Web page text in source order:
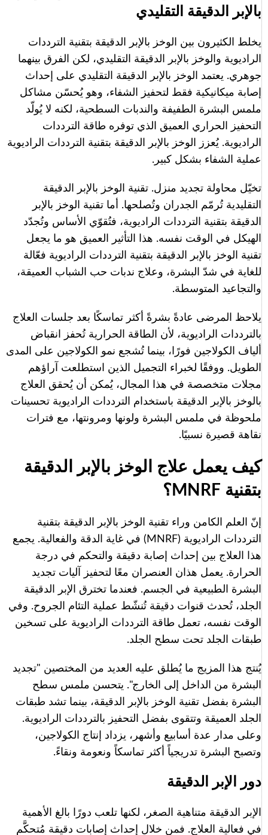
بالإبر الدقيقة التقليدي
يخلط الكثيرون بين الوخز بالإبر الدقيقة بتقنية الترددات
الراديوية والوخز بالإبر الدقيقة التقليدي، لكن الفرق بينهما
جوهري. يعتمد الوخز بالإبر الدقيقة التقليدي على إحداث
إصابة ميكانيكية فقط لتحفيز الشفاء، وهو يُحسّن مشاكل
ملمس البشرة الطفيفة والندبات السطحية، لكنه لا يُولّد
التحفيز الحراري العميق الذي توفره طاقة الترددات
الراديوية. يُعزز الوخز بالإبر الدقيقة بتقنية الترددات الراديوية
عملية الشفاء بشكل كبير.
تخيّل محاولة تجديد منزل. تقنية الوخز بالإبر الدقيقة
التقليدية تُرمّم الجدران وتُصلحها. أما تقنية الوخز بالإبر
الدقيقة بتقنية الترددات الراديوية، فتُقوّي الأساس وتُجدّد
الهيكل في الوقت نفسه. هذا التأثير العميق هو ما يجعل
تقنية الوخز بالإبر الدقيقة بتقنية الترددات الراديوية فعّالة
للغاية في شدّ البشرة، وعلاج ندبات حب الشباب العميقة،
والتجاعيد المتوسطة.
يلاحظ المرضى عادةً بشرةً أكثر تماسكًا بعد جلسات العلاج
بالترددات الراديوية، لأن الطاقة الحرارية تُحفز انقباض
ألياف الكولاجين فورًا، بينما تُشجع نمو الكولاجين على المدى
الطويل. ووفقًا لخبراء التجميل الذين استطلعت آراؤهم
مجلات متخصصة في هذا المجال، يُمكن أن يُحقق العلاج
بالوخز بالإبر الدقيقة باستخدام الترددات الراديوية تحسينات
ملحوظة في ملمس البشرة ولونها ومرونتها، مع فترات
نقاهة قصيرة نسبيًا.
كيف يعمل علاج الوخز بالإبر الدقيقة
بتقنية MNRF؟
إنّ العلم الكامن وراء تقنية الوخز بالإبر الدقيقة بتقنية
الترددات الراديوية (MNRF) في غاية الدقة والفعالية. يجمع
هذا العلاج بين إحداث إصابة دقيقة والتحكم في درجة
الحرارة. يعمل هذان العنصران معًا لتحفيز آليات تجديد
البشرة الطبيعية في الجسم. فعندما تخترق الإبر الدقيقة
الجلد، تُحدث قنوات دقيقة تُنشّط عملية التئام الجروح. وفي
الوقت نفسه، تعمل طاقة الترددات الراديوية على تسخين
طبقات الجلد تحت سطح الجلد.
يُنتج هذا المزيج ما يُطلق عليه العديد من المختصين "تجديد
البشرة من الداخل إلى الخارج". يتحسن ملمس سطح
البشرة بفضل تقنية الوخز بالإبر الدقيقة، بينما تشد طبقات
الجلد العميقة وتتقوى بفضل التحفيز بالترددات الراديوية.
وعلى مدار عدة أسابيع وأشهر، يزداد إنتاج الكولاجين،
وتصبح البشرة تدريجياً أكثر تماسكاً ونعومة ونقاءً.
دور الإبر الدقيقة
الإبر الدقيقة متناهية الصغر، لكنها تلعب دورًا بالغ الأهمية
في فعالية العلاج. فمن خلال إحداث إصابات دقيقة مُتحكَّم